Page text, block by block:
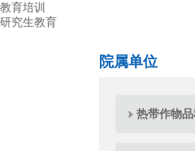
教育培训
研究生教育
院属单位
热带作物